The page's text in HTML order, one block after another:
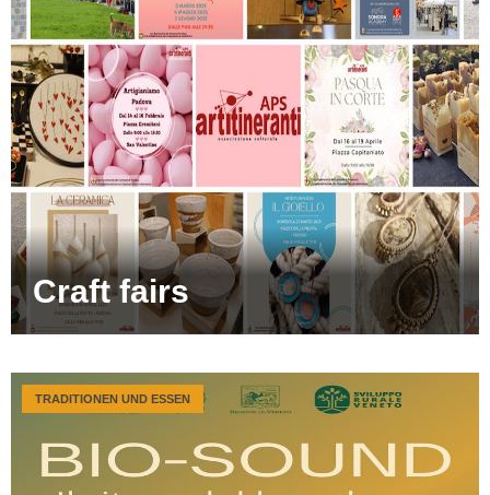
Craft fairs
TRADITIONEN UND ESSEN